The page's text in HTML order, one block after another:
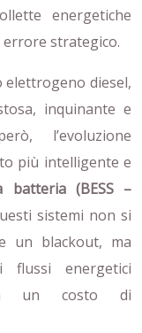
energetiche
strategico.
diesel,
inquinante e
l’evoluzione
più intelligente e
batteria (BESS –
sistemi non si
un blackout, ma
energetici
da un costo di